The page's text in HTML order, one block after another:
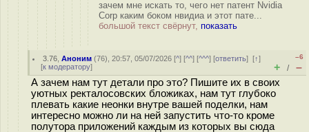
зачем мне искать то, чего нет патент Nvidia
Corp каким боком нвидиа и этот пате...
большой текст свёрнут, показать
3.76 ,Аноним (76), 20:57, 05/07/2026 [^] [^^] [^^^] [ответить][↑]
[к модератору]
–6
+ / –
А зачем нам тут детали про это? Пишите их в своих
уютных ректалосовских бложиках, нам тут глубоко
плевать какие неонки внутре вашей поделки, нам
интересно можно ли на ней запустить что-то кроме
полутора приложений каждым из которых вы сюда